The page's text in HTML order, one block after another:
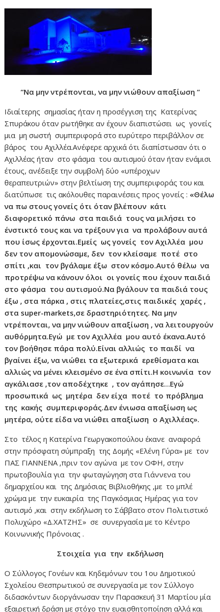
“Να μην ντρέπονται, να μην νιώθουν απαξίωση “
Ιδιαίτερης σημασίας ήταν η προσέγγιση της Κατερίνας
Σπυράκου όταν ρωτήθηκε αν έχουν διαπιστώσει ως γονείς
μια μη σωστή συμπεριφορά στο ευρύτερο περιβάλλον σε
βάρος του Αχιλλέα.Ανέφερε αρχικά ότι διαπίστωσαν ότι ο
Αχιλλέας ήταν στο φάσμα του αυτισμού όταν ήταν ενάμισι
έτους, ανέδειξε την συμβολή δύο «υπέροχων
θεραπευτριών» στην βελτίωση της συμπεριφοράς του και
διατύπωσε τις ακόλουθες παραινέσεις προς γονείς : «Θέλω
να πω στους γονείς ότι όταν βλέπουν κάτι
διαφορετικό πάνω στα παιδιά τους να μιλήσει το
ένστικτό τους και να τρέξουν για να προλάβουν αυτά
που ίσως έρχονται.Εμείς ως γονείς τον Αχιλλέα μου
δεν τον απομονώσαμε, δεν τον κλείσαμε ποτέ στο
σπίτι ,και τον βγάλαμε έξω στον κόσμο.Αυτό θέλω να
προτρέψω να κάνουν όλοι οι γονείς που έχουν παιδιά
στο φάσμα του αυτισμού.Να βγάλουν τα παιδιά τους
έξω , στα πάρκα , στις πλατείες,στις παιδικές χαρές ,
στα super-markets,σε δραστηριότητες. Να μην
ντρέπονται, να μην νιώθουν απαξίωση , να λειτουργούν
αυθόρμητα.Εγώ με τον Αχιλλέα μου αυτό έκανα.Αυτό
τον βοήθησε πάρα πολύ.Είναι αλλιώς το παιδί να
βγαίνει έξω, να νιώθει τα εξωτερικά ερεθίσματα και
αλλιώς να μένει κλεισμένο σε ένα σπίτι.Η κοινωνία τον
αγκάλιασε ,τον αποδέχτηκε , τον αγάπησε…Εγώ
προσωπικά ως μητέρα δεν είχα ποτέ το πρόβλημα
της κακής συμπεριφοράς.Δεν ένιωσα απαξίωση ως
μητέρα, ούτε είδα να νιώθει απαξίωση ο Αχιλλέας».
Στο τέλος η Κατερίνα Γεωργακοπούλου έκανε αναφορά
στην πρόσφατη σύμπραξη της Δομής «Ελένη Γύρα» με τον
ΠΑΣ ΓΙΑΝΝΕΝΑ ,πριν τον αγώνα με τον ΟΦΗ, στην
πρωτοβουλία για την φωταγώγηση στα Γιάννενα του
δημαρχείου και της Δημόσιας Βιβλιοθήκης ,με το μπλέ
χρώμα με την ευκαιρία της Παγκόσμιας Ημέρας για τον
αυτισμό ,και στην εκδήλωση το Σάββατο στον Πολιτιστικό
Πολυχώρο «Δ.ΧΑΤΖΗΣ» σε συνεργασία με το Κέντρο
Κοινωνικής Πρόνοιας .
Στοιχεία για την εκδήλωση
Ο Σύλλογος Γονέων και Κηδεμόνων του 1ου Δημοτικού
Σχολείου Θεσπρωτικού σε συνεργασία με τον Σύλλογο
διδασκόντων διοργάνωσαν την Παρασκευή 31 Μαρτίου μία
εξαιρετική δράση με στόχο την ευαισθητοποίηση αλλά και